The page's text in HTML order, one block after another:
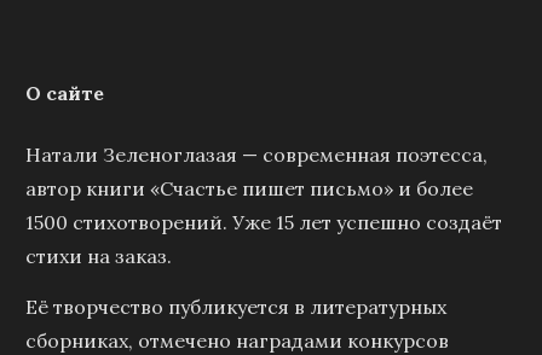
О сайте
Натали Зеленоглазая — современная поэтесса,
автор книги «Счастье пишет письмо» и более
1500 стихотворений. Уже 15 лет успешно создаёт
стихи на заказ.
Её творчество публикуется в литературных
сборниках, отмечено наградами конкурсов